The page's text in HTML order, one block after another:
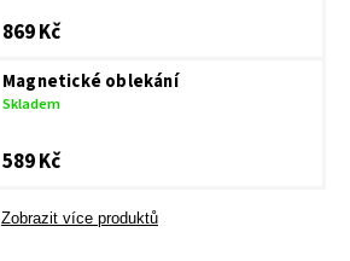
869 Kč
Magnetické oblekání
Skladem
589 Kč
Zobrazit více produktů